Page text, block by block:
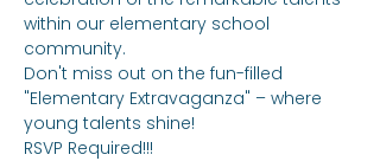
within our elementary school
community.
Don't miss out on the fun-filled
"Elementary Extravaganza" – where
young talents shine!
RSVP Required!!!